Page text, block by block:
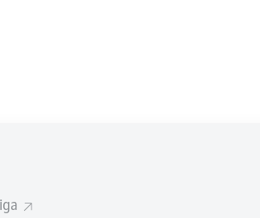
do início da partida